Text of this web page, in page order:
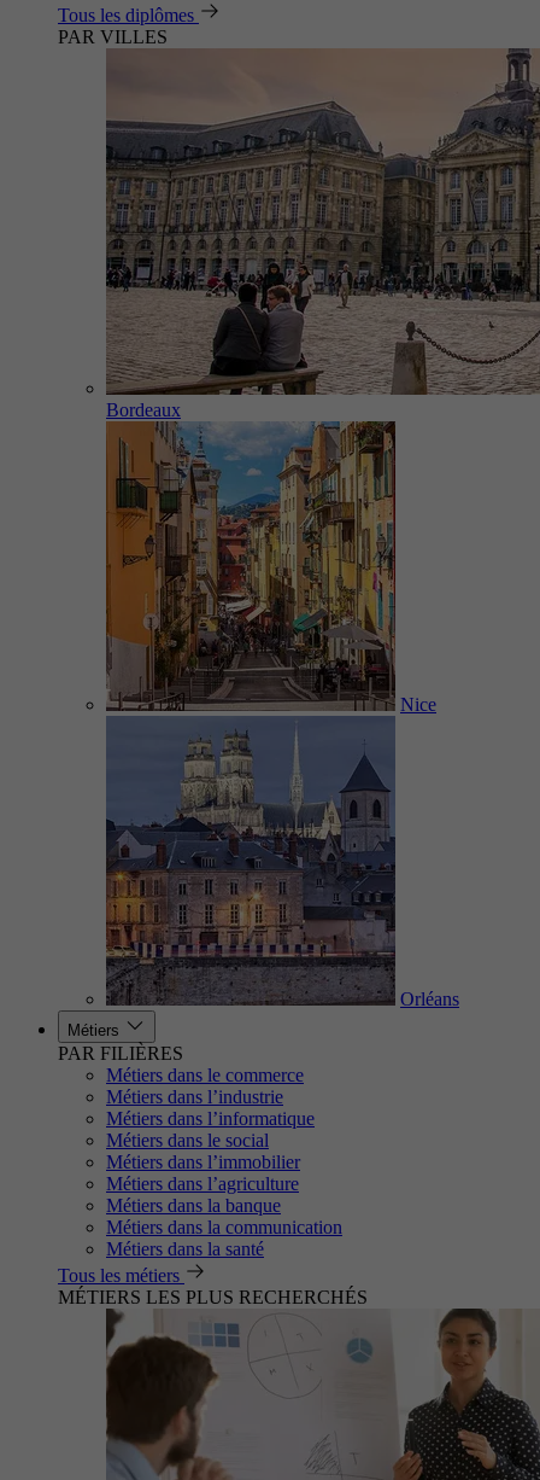
Tous les diplômes
PAR VILLES
Bordeaux
Nice
Orléans
Métiers
PAR FILIÈRES
Métiers dans le commerce
Métiers dans l’industrie
Métiers dans l’informatique
Métiers dans le social
Métiers dans l’immobilier
Métiers dans l’agriculture
Métiers dans la banque
Métiers dans la communication
Métiers dans la santé
Tous les métiers
MÉTIERS LES PLUS RECHERCHÉS